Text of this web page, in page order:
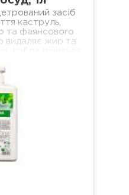
засіб
каструль,
та фаянсового
видаляє жир та